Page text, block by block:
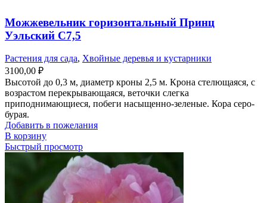
Можжевельник горизонтальный Принц
Уэльский С7,5
Растения для сада, Хвойные деревья и кустарники
3100,00 ₽
Высотой до 0,3 м, диаметр кроны 2,5 м. Крона стелющаяся, с
возрастом перекрывающаяся, веточки слегка
приподнимающиеся, побеги насыщенно-зеленые. Кора серо-
бурая.
Добавить в пожелания
В корзину
Быстрый просмотр